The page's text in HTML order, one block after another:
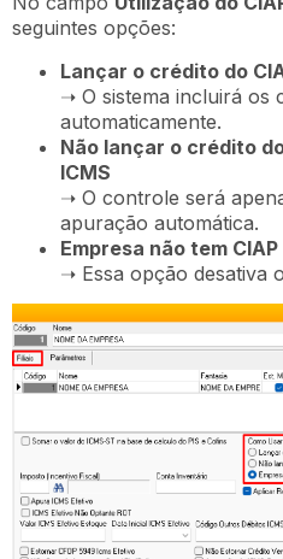
seguintes opções:
Lançar o crédito do
➝ O sistema incluirá os
automaticamente.
Não lançar o crédito
ICMS
➝ O controle será
apuração automática.
Empresa não tem CIAP
➝ Essa opção desativa